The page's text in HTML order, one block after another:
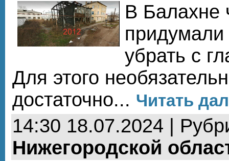
В Балахне
придумали
убрать с
Для этого
достаточно... Читать
14:30 18.07.2024 |
Нижегородской